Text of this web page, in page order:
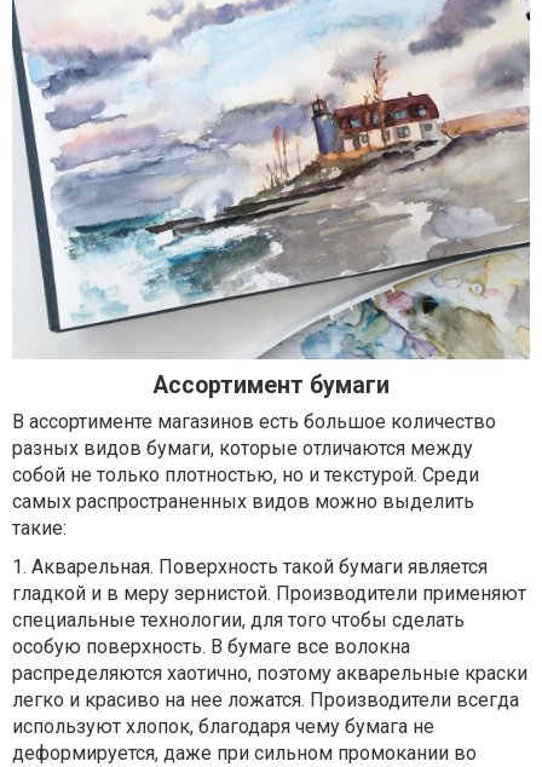
Ассортимент бумаги
В ассортименте магазинов есть большое количество
разных видов бумаги, которые отличаются между
собой не только плотностью, но и текстурой. Среди
самых распространенных видов можно выделить
такие:
1. Акварельная. Поверхность такой бумаги является
гладкой и в меру зернистой. Производители применяют
специальные технологии, для того чтобы сделать
особую поверхность. В бумаге все волокна
распределяются хаотично, поэтому акварельные краски
легко и красиво на нее ложатся. Производители всегда
используют хлопок, благодаря чему бумага не
деформируется, даже при сильном промокании во